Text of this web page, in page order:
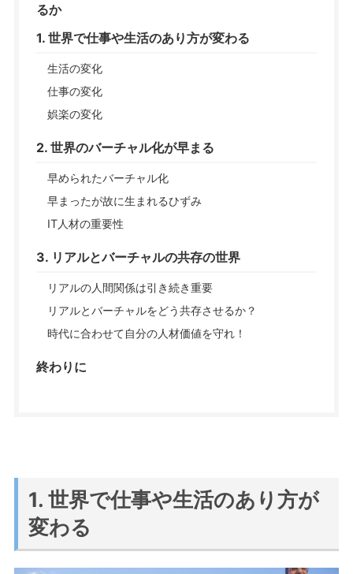
るか
1. 世界で仕事や生活のあり方が変わる
生活の変化
仕事の変化
娯楽の変化
2. 世界のバーチャル化が早まる
早められたバーチャル化
早まったが故に生まれるひずみ
IT人材の重要性
3. リアルとバーチャルの共存の世界
リアルの人間関係は引き続き重要
リアルとバーチャルをどう共存させるか？
時代に合わせて自分の人材価値を守れ！
終わりに
1. 世界で仕事や生活のあり方が
変わる